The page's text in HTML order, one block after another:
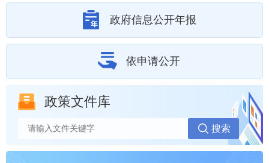
政府信息公开年报
依申请公开
政策文件库